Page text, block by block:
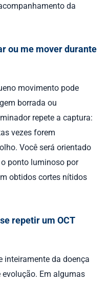
da
ou me mover durante
movimento pode
borrada ou
repete a captura:
vezes forem
Você será orientado
ponto luminoso por
obtidos cortes nítidos
repetir um OCT
inteiramente da doença
Em algumas